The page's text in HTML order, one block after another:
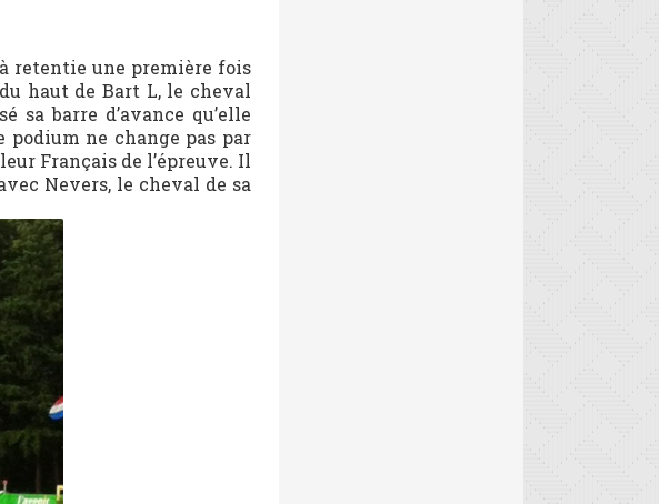
retentie une première fois
haut de Bart L, le cheval
barre d’avance qu’elle
podium ne change pas par
Français de l’épreuve. Il
Nevers, le cheval de sa